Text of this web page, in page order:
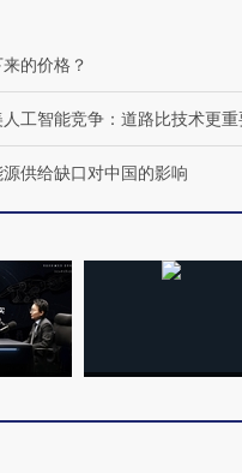
马航飞行员跨国走私7万
粒摇头丸 尿检体内含3种
【特别呈现】寻找100种
的价格？
工智能竞争：道路比技术更重
供给缺口对中国的影响